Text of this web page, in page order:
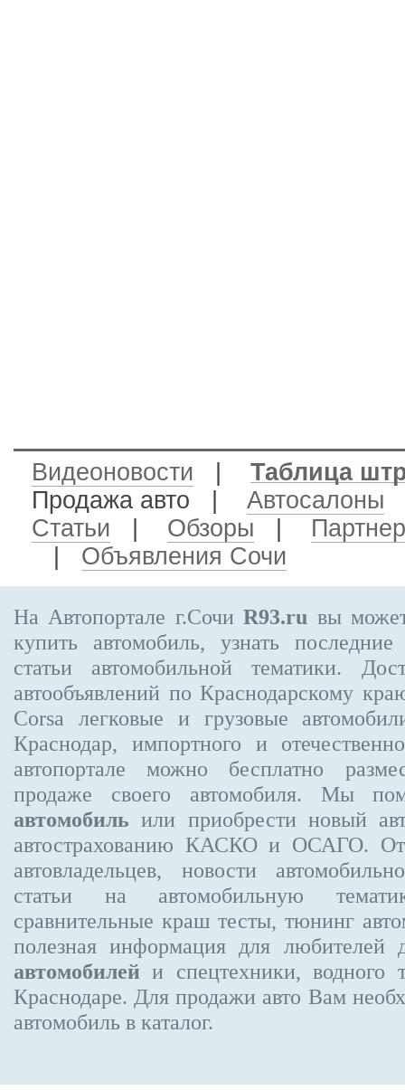
Видеоновости
Таблица
Продажа авто
Автосалоны
Статьи
Обзоры
Объявления Сочи
На Автопортале г.СочиR93.ru вы
купить автомобиль, узнать
статьи автомобильной тематики.
автообъявлений по Краснодарскому
Corsa легковые и грузовые
Краснодар, импортного и
автопортале можно бесплатно
продаже своего автомобиля. Мы
автомобиль или приобрести новый
автострахованию КАСКО и ОСАГО.
автовладельцев, новости
статьи на автомобильную
сравнительные краш тесты, тюнинг
полезная информация для любителей
автомобилей и спецтехники, водного
Краснодаре. Для продажи авто Вам
автомобиль в каталог.